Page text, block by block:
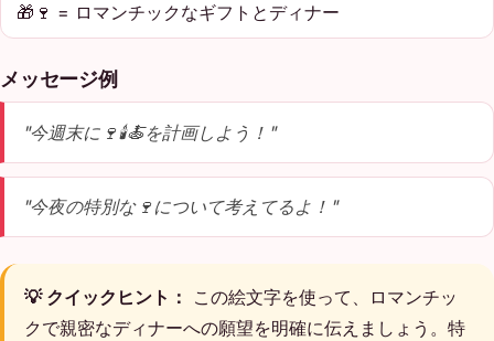
🎁🍷 = ロマンチックなギフトとディナー
メッセージ例
"今週末に🍷🕯️🍝を計画しよう！"
"今夜の特別な🍷について考えてるよ！"
💡 クイックヒント：
この絵文字を使って、ロマンチッ
クで親密なディナーへの願望を明確に伝えましょう。特